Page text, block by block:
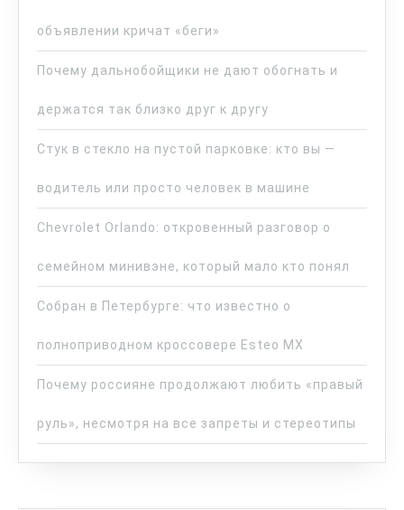
объявлении кричат «беги»
Почему дальнобойщики не дают обогнать и
держатся так близко друг к другу
Стук в стекло на пустой парковке: кто вы —
водитель или просто человек в машине
Chevrolet Orlando: откровенный разговор о
семейном минивэне, который мало кто понял
Собран в Петербурге: что известно о
полноприводном кроссовере Esteo MX
Почему россияне продолжают любить «правый
руль», несмотря на все запреты и стереотипы